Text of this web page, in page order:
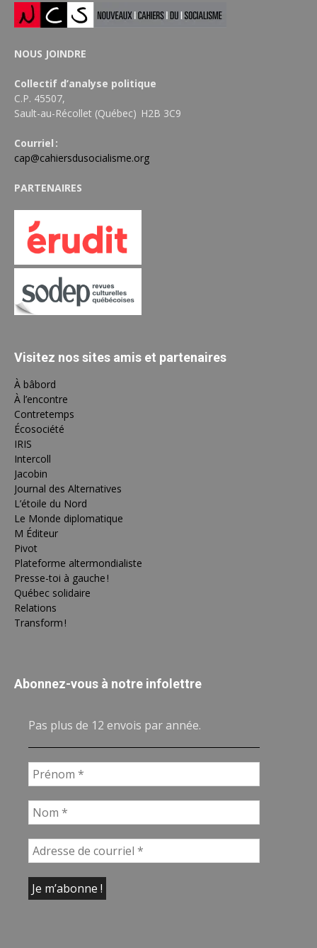
NOUS JOINDRE
Collectif d’analyse politique
C.P. 45507,
Sault-au-Récollet (Québec) H2B 3C9
Courriel :
cap@cahiersdusocialisme.org
PARTENAIRES
Visitez nos sites amis et partenaires
À bâbord
À l’encontre
Contretemps
Écosociété
IRIS
Intercoll
Jacobin
Journal des Alternatives
L’étoile du Nord
Le Monde diplomatique
M Éditeur
Pivot
Plateforme altermondialiste
Presse-toi à gauche !
Québec solidaire
Relations
Transform !
Abonnez-vous à notre infolettre
Pas plus de 12 envois par année.